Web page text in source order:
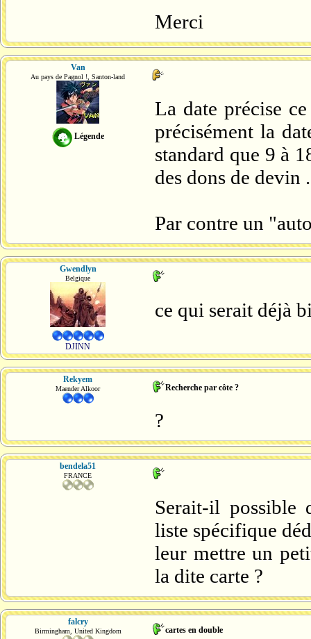
Merci
Van
Au pays de Pagnol !, Santon-land
Légende
La date précise
précisément la
standard que 9 à
des dons de devin
Par contre un
Gwendlyn
Belgique
DJINN
ce qui serait déjà
Rekyem
Maender Alkoor Recherche par côte ?
?
bendela51
FRANCE
Serait-il possible
liste spécifique
leur mettre un
la dite carte ?
falcry
Birmingham, United Kingdom cartes en double